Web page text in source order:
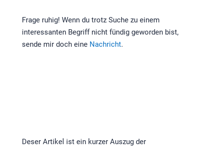
Frage ruhig! Wenn du trotz Suche zu einem
interessanten Begriff nicht fündig geworden bist,
sende mir doch eine Nachricht.
Deser Artikel ist ein kurzer Auszug der